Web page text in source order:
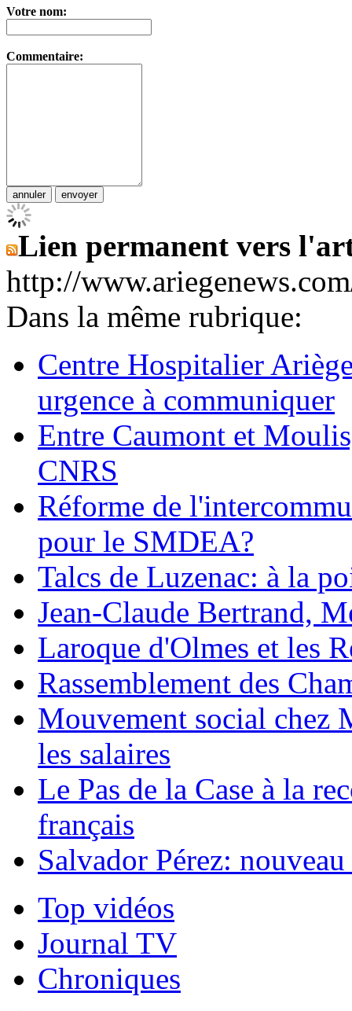
Votre nom:
Commentaire:
Lien permanent vers
http://
Dans la même rubrique:
Centre Hospitalier
urgence à communiquer
Entre Caumont et
CNRS
Réforme de
pour le SMDEA?
Talcs de Luzenac: à la
Jean-Claude Bertrand,
Laroque d'Olmes et les
Rassemblement des
Mouvement social chez
les salaires
Le Pas de la Case à la
français
Salvador Pérez:
Top vidéos
Journal TV
Chroniques